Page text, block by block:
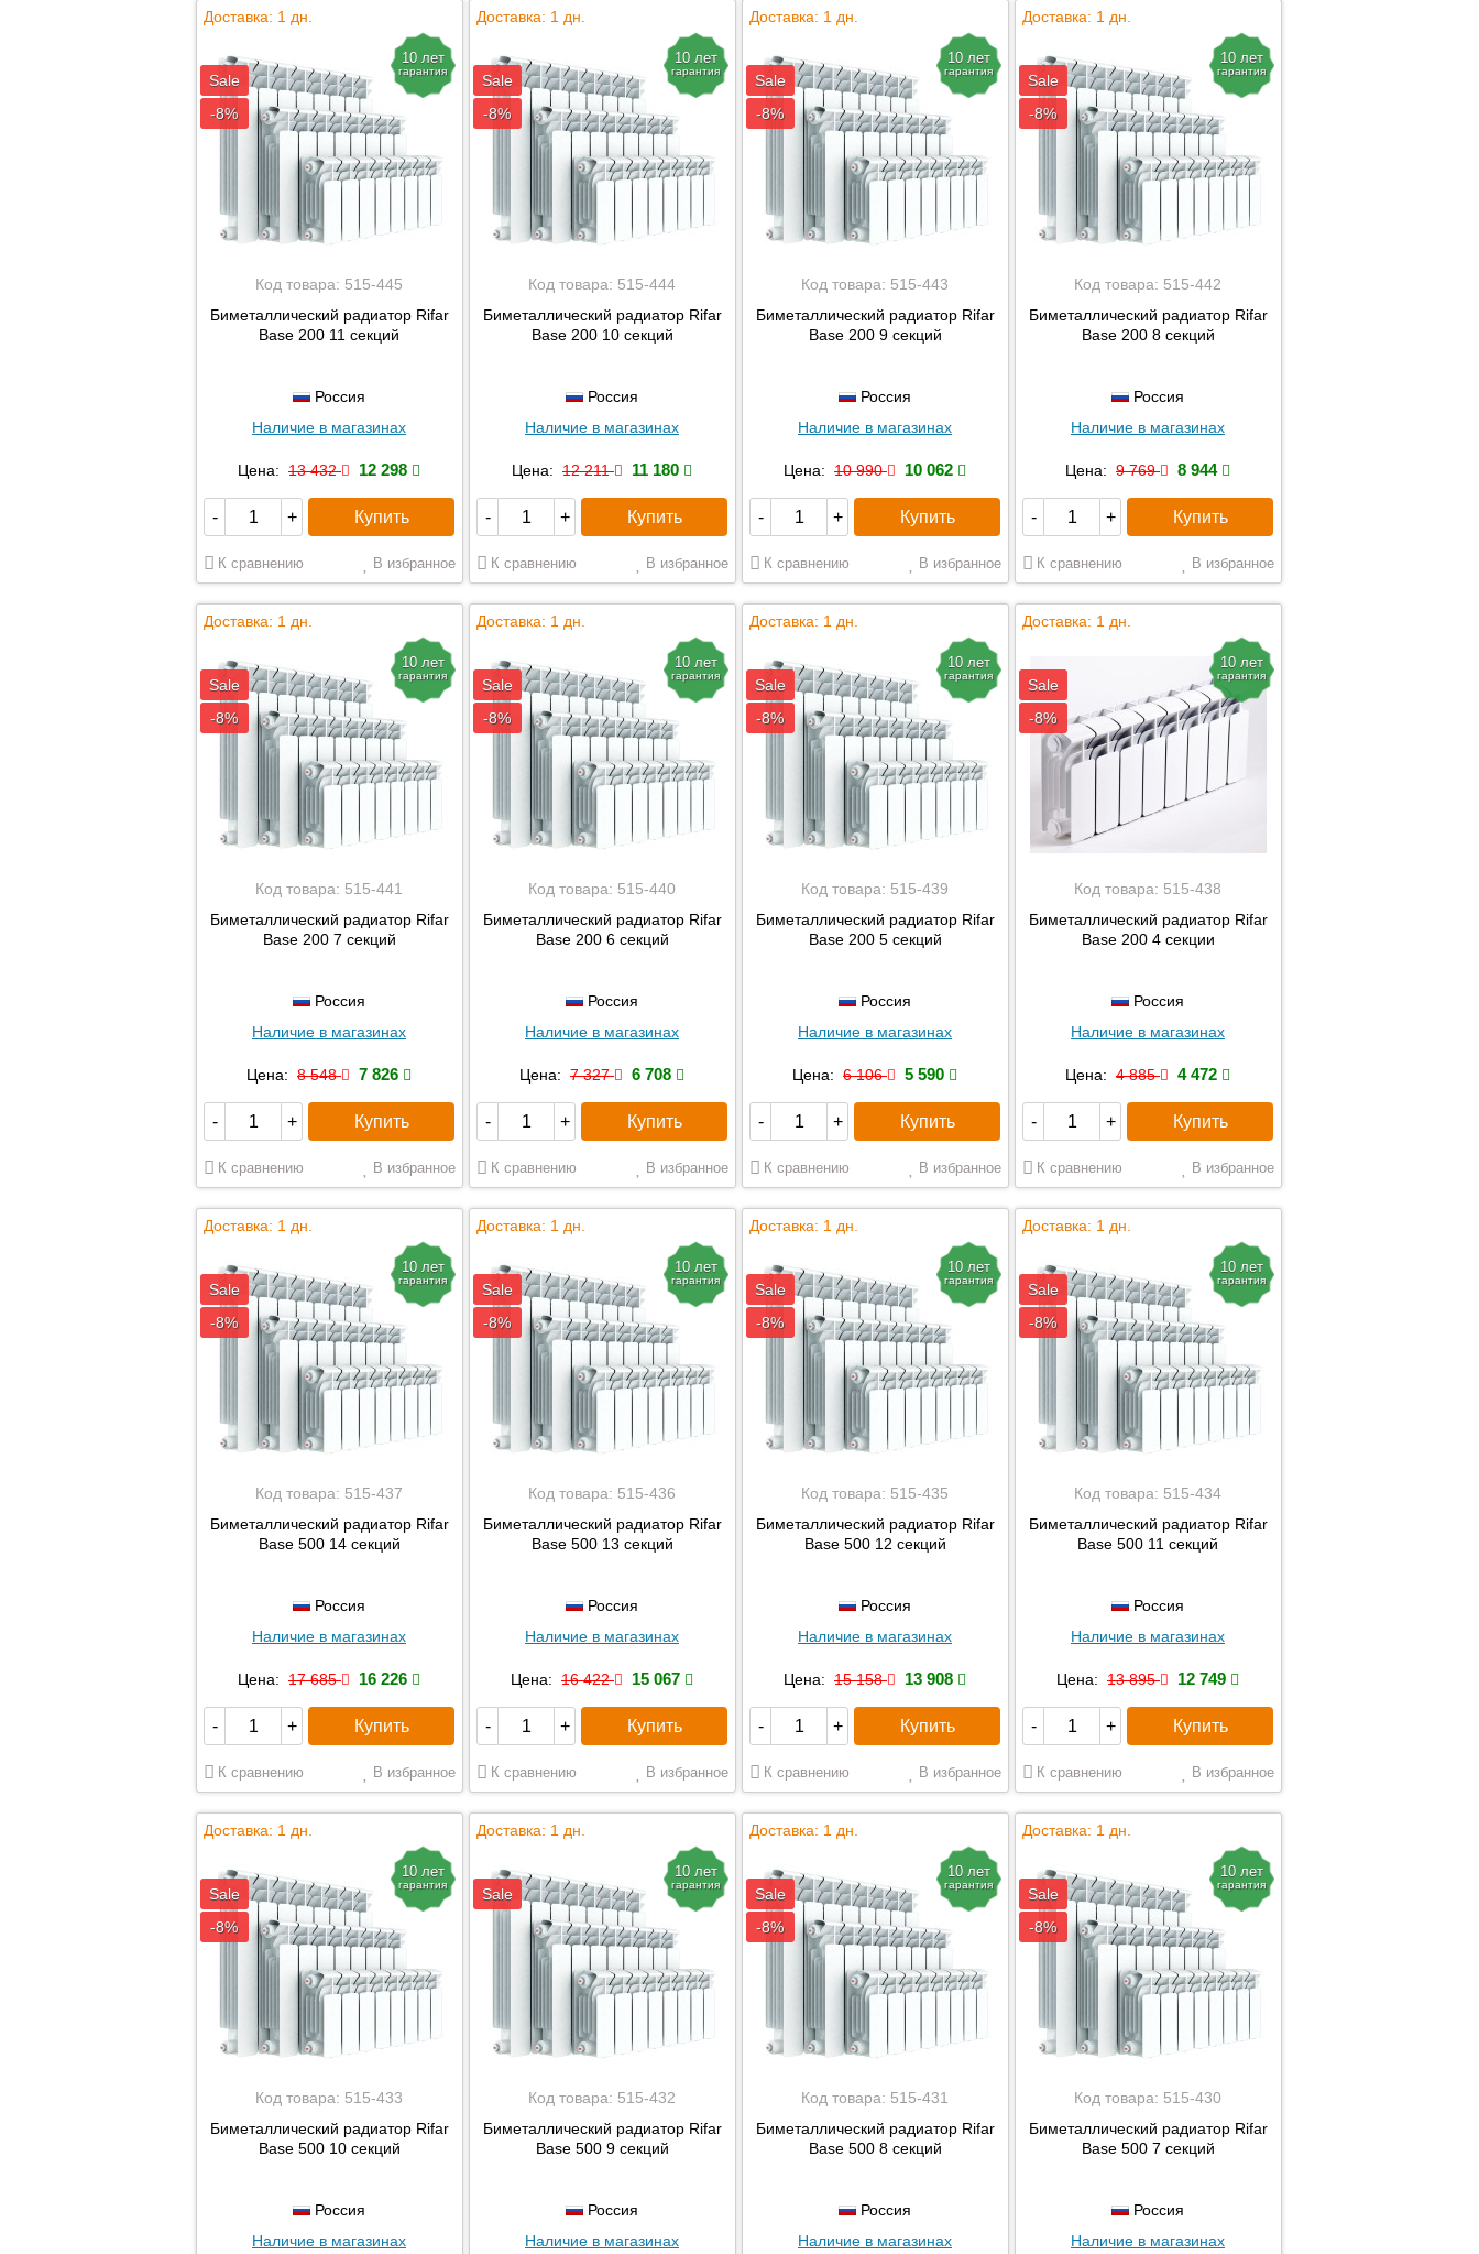
Доставка: 1 дн.
-8%
Sale
10 лет
гарантия
Код товара: 515-445
Биметаллический радиатор Rifar
Base 200 11 секций
Россия
Наличие в магазинах
Цена: 13 432 12 298
- + Купить
К сравнению В избранное
Доставка: 1 дн.
-8%
Sale
10 лет
гарантия
Код товара: 515-444
Биметаллический радиатор Rifar
Base 200 10 секций
Россия
Наличие в магазинах
Цена: 12 211 11 180
- + Купить
К сравнению В избранное
Доставка: 1 дн.
-8%
Sale
10 лет
гарантия
Код товара: 515-443
Биметаллический радиатор Rifar
Base 200 9 секций
Россия
Наличие в магазинах
Цена: 10 990 10 062
- + Купить
К сравнению В избранное
Доставка: 1 дн.
-8%
Sale
10 лет
гарантия
Код товара: 515-442
Биметаллический радиатор Rifar
Base 200 8 секций
Россия
Наличие в магазинах
Цена: 9 769 8 944
- + Купить
К сравнению В избранное
Доставка: 1 дн.
-8%
Sale
10 лет
гарантия
Код товара: 515-441
Биметаллический радиатор Rifar
Base 200 7 секций
Россия
Наличие в магазинах
Цена: 8 548 7 826
- + Купить
К сравнению В избранное
Доставка: 1 дн.
-8%
Sale
10 лет
гарантия
Код товара: 515-440
Биметаллический радиатор Rifar
Base 200 6 секций
Россия
Наличие в магазинах
Цена: 7 327 6 708
- + Купить
К сравнению В избранное
Доставка: 1 дн.
-8%
Sale
10 лет
гарантия
Код товара: 515-439
Биметаллический радиатор Rifar
Base 200 5 секций
Россия
Наличие в магазинах
Цена: 6 106 5 590
- + Купить
К сравнению В избранное
Доставка: 1 дн.
-8%
Sale
10 лет
гарантия
Код товара: 515-438
Биметаллический радиатор Rifar
Base 200 4 секции
Россия
Наличие в магазинах
Цена: 4 885 4 472
- + Купить
К сравнению В избранное
Доставка: 1 дн.
-8%
Sale
10 лет
гарантия
Код товара: 515-437
Биметаллический радиатор Rifar
Base 500 14 секций
Россия
Наличие в магазинах
Цена: 17 685 16 226
- + Купить
К сравнению В избранное
Доставка: 1 дн.
-8%
Sale
10 лет
гарантия
Код товара: 515-436
Биметаллический радиатор Rifar
Base 500 13 секций
Россия
Наличие в магазинах
Цена: 16 422 15 067
- + Купить
К сравнению В избранное
Доставка: 1 дн.
-8%
Sale
10 лет
гарантия
Код товара: 515-435
Биметаллический радиатор Rifar
Base 500 12 секций
Россия
Наличие в магазинах
Цена: 15 158 13 908
- + Купить
К сравнению В избранное
Доставка: 1 дн.
-8%
Sale
10 лет
гарантия
Код товара: 515-434
Биметаллический радиатор Rifar
Base 500 11 секций
Россия
Наличие в магазинах
Цена: 13 895 12 749
- + Купить
К сравнению В избранное
Доставка: 1 дн.
-8%
Sale
10 лет
гарантия
Код товара: 515-433
Биметаллический радиатор Rifar
Base 500 10 секций
Россия
Наличие в магазинах
Доставка: 1 дн.
Sale
10 лет
гарантия
Код товара: 515-432
Биметаллический радиатор Rifar
Base 500 9 секций
Россия
Наличие в магазинах
Доставка: 1 дн.
-8%
Sale
10 лет
гарантия
Код товара: 515-431
Биметаллический радиатор Rifar
Base 500 8 секций
Россия
Наличие в магазинах
Доставка: 1 дн.
-8%
Sale
10 лет
гарантия
Код товара: 515-430
Биметаллический радиатор Rifar
Base 500 7 секций
Россия
Наличие в магазинах